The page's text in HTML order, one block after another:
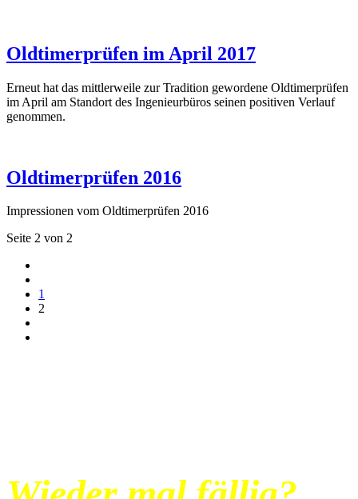
Oldtimerprüfen im April 2017
Erneut hat das mittlerweile zur Tradition gewordene Oldtimerprüfen
im April am Standort des Ingenieurbüros seinen positiven Verlauf
genommen.
Oldtimerprüfen 2016
Impressionen vom Oldtimerprüfen 2016
Seite 2 von 2
1
2